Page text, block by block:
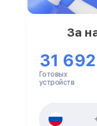
За
31 692
Готовых
устройств